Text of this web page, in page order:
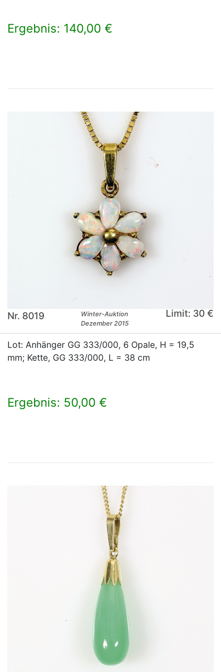
Ergebnis: 140,00 €
Nr. 8019
Winter-Auktion
Dezember 2015
Limit: 30 €
Lot: Anhänger GG 333/000, 6 Opale, H = 19,5
mm; Kette, GG 333/000, L = 38 cm
Ergebnis: 50,00 €